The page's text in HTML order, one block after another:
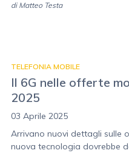
di Matteo Testa
TELEFONIA MOBILE
Il 6G nelle offerte
2025
03 Aprile 2025
Arrivano nuovi dettagli sulle
nuova tecnologia dovrebbe